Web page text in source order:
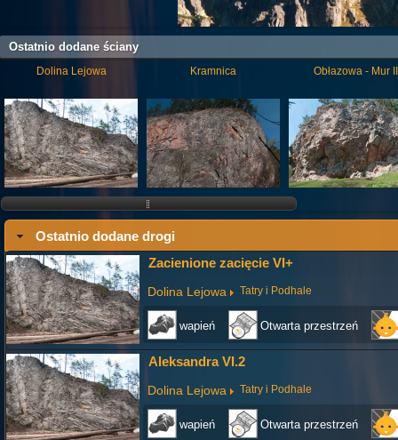
Ostatnio dodane ściany
Dolina Lejowa Kramnica Obłazowa - Mur II
Ostatnio dodane drogi
Zacienione zacięcie VI+
Dolina Lejowa Tatry i Podhale
wapień Otwarta przestrzeń
Aleksandra VI.2
Dolina Lejowa Tatry i Podhale
wapień Otwarta przestrzeń